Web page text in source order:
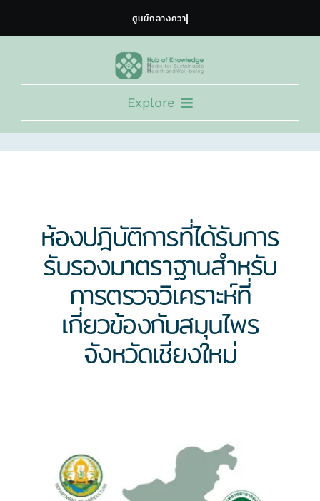
to
Explore
HOME
DOCUMENTS
COLLABORATION
ABOUT US
ห้องปฎิบัติการที่ได้รับการ
รับรองมาตราฐานสำหรับ
การตรวจวิเคราะห์ที่
เกี่ยวข้องกับสมุนไพร
จังหวัดเชียงใหม่